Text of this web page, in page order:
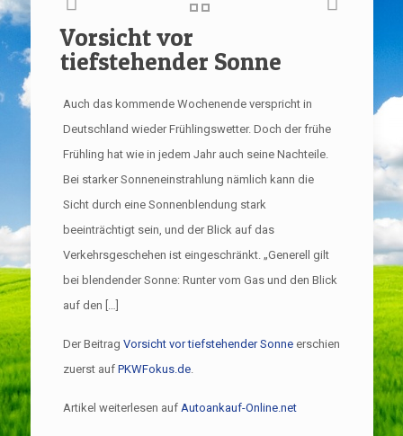
Vorsicht vor
tiefstehender Sonne
Auch das kommende Wochenende verspricht in
Deutschland wieder Frühlingswetter. Doch der frühe
Frühling hat wie in jedem Jahr auch seine Nachteile.
Bei starker Sonneneinstrahlung nämlich kann die
Sicht durch eine Sonnenblendung stark
beeinträchtigt sein, und der Blick auf das
Verkehrsgeschehen ist eingeschränkt. „Generell gilt
bei blendender Sonne: Runter vom Gas und den Blick
auf den […]
Der Beitrag Vorsicht vor tiefstehender Sonneerschien
zuerst auf PKWFokus.de.
Artikel weiterlesen auf Autoankauf-Online.net